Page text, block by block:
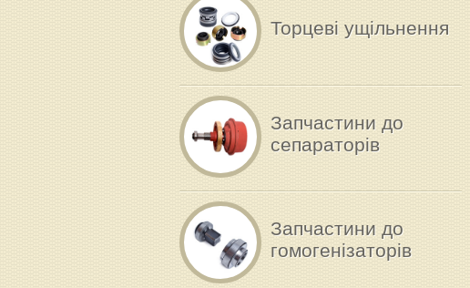
Торцеві ущільнення
Запчастини до
сепараторів
Запчастини до
гомогенізаторів